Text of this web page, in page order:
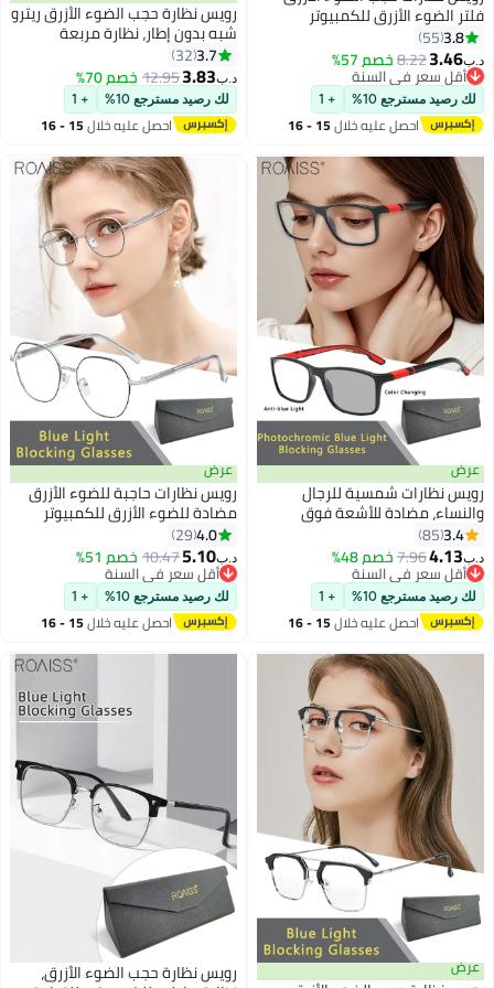
الأزرق للكمبيوتر
والألعاب والتلفزيون
نظارات بيضاوية أنيقة
العين والصداع للرجال
49 مم
55
8.22خصم 57%
سعر في السنة
سعر في السنة
مسترجع 10% + 1
احصل عليه خلال 15 - 16
رويس نظارة حجب الضوء الأزرق ريترو
شبه بدون إطار، نظارة مربعة
للكمبيوتر وللقراءة والألعاب
والتلفزيون والهواتف بفلتر الضوء
الأزرق، نظارات الموضة المضادة
لإجهاد العين والصداع للنساء
والرجال، أسود ذهبي، 50 مم
32
3.83
12.95خصم 70%
لك رصيد مسترجع 10% + 1
احصل عليه خلال 15 - 16
شمسية للرجال
مضادة للأشعة فوق
والوهج، مزودة بفلتر
نظارات كمبيوتر
مضادة للضوء، مضادة
العين، نظارات صداع، لون
85
7.96خصم 48%
سعر في السنة
سعر في السنة
مسترجع 10% + 1
احصل عليه خلال 15 - 16
عرض
رويس نظارات حاجبة للضوء الأزرق
مضادة للضوء الأزرق للكمبيوتر
والقراءة والألعاب والتلفزيون
والهواتف نظارات مستديرة عصرية
مضادة لإجهاد العين والصداع للرجال
والنساء أسود فضي 52 مم
29
5.10
10.47خصم 51%
أقل سعر في السنة
أقل سعر في السنة
لك رصيد مسترجع 10% + 1
احصل عليه خلال 15 - 16
رويس نظارة حجب الضوء الأزرق،